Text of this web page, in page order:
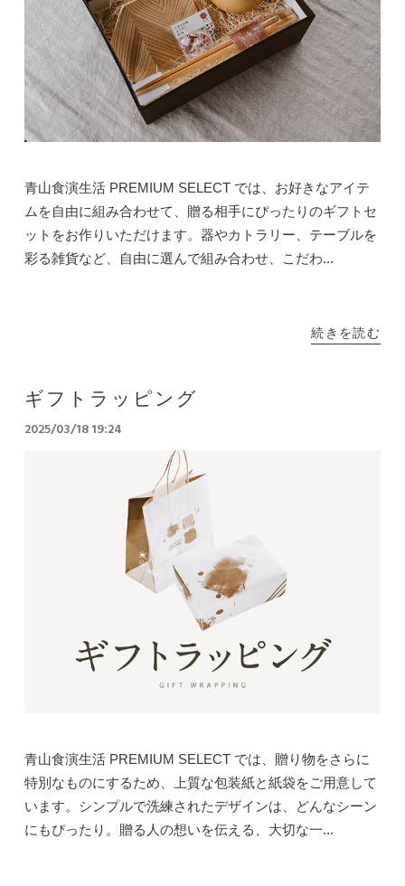
青山食演生活 PREMIUM SELECT では、お好きなアイテ
ムを自由に組み合わせて、贈る相手にぴったりのギフトセ
ットをお作りいただけます。器やカトラリー、テーブルを
彩る雑貨など、自由に選んで組み合わせ、こだわ...
続きを読む
ギフトラッピング
2025/03/18 19:24
青山食演生活 PREMIUM SELECT では、贈り物をさらに
特別なものにするため、上質な包装紙と紙袋をご用意して
います。シンプルで洗練されたデザインは、どんなシーン
にもぴったり。贈る人の想いを伝える、大切な一...